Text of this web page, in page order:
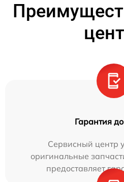
Гарантия
Сервисный центр
оригинальные
предоставляет